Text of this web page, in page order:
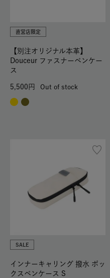
直営店限定
【別注オリジナル本革】
Douceur ファスナーペンケー
ス
5,500 Out of stock
SALE
インナーキャリング 撥水 ボッ
クスペンケース S